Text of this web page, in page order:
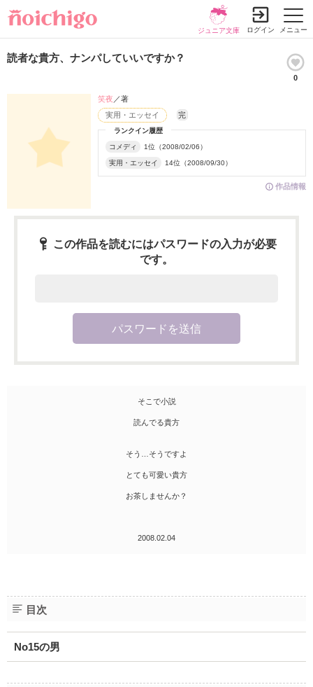
メニュー
ジュニア文庫 ログイン
読者な貴方、ナンパしていいですか？
0
作品情報
ランクイン履歴
コメディ 1位（2008/02/06）
実用・エッセイ 14位（2008/09/30）
実用・エッセイ 完
笑夜 ／著
この作品を読むにはパスワードの入力が必要
です。
そこで小説
読んでる貴方
そう…そうですよ
とても可愛い貴方
お茶しませんか？
2008.02.04
目次
No15の男